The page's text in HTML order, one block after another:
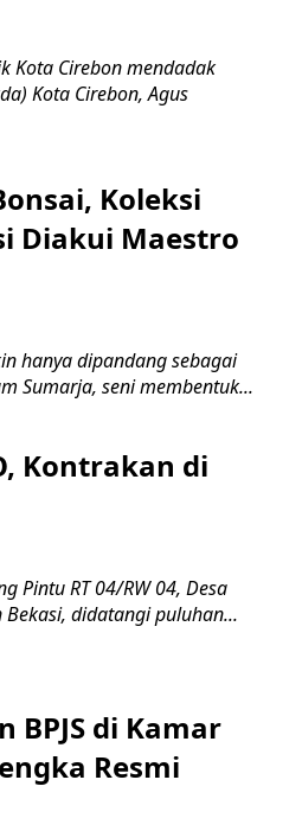
Kota Cirebon mendadak
Kota Cirebon, Agus
Koleksi
Diakui Maestro
hanya dipandang sebagai
Sumarja, seni membentuk...
Kontrakan di
Pintu RT 04/RW 04, Desa
didatangi puluhan...
BPJS di Kamar
Resmi